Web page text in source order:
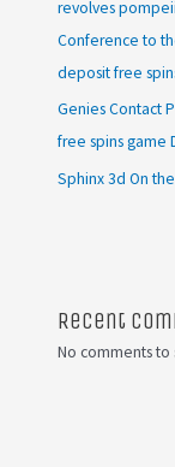
revolves
Conference to
deposit free
Genies Contact
free spins game
Sphinx 3d On
Recent
No comments to